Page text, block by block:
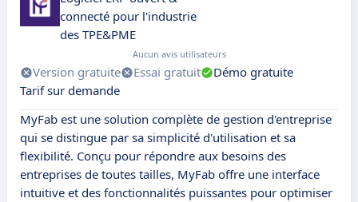
connecté pour l'industrie
des TPE&PME
Aucun avis utilisateurs
Version gratuite Essai gratuit
Démo gratuite
Tarif sur demande
MyFab est une solution complète de gestion d'entreprise
qui se distingue par sa simplicité d'utilisation et sa
flexibilité. Conçu pour répondre aux besoins des
entreprises de toutes tailles, MyFab offre une interface
intuitive et des fonctionnalités puissantes pour optimiser